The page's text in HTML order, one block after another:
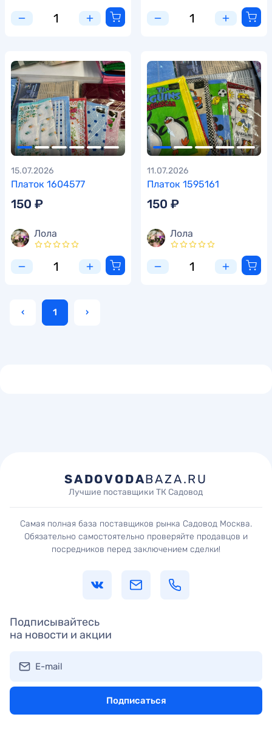
Платок 1604577
15.07.2026
150 ₽
Лола
Платок 1595161
11.07.2026
150 ₽
Лола
‹ 1 ›
SADOVODABAZA.RU
Лучшие поставщики ТК Садовод
Самая полная база поставщиков рынка Садовод Москва.
Обязательно самостоятельно проверяйте продавцов и
посредников перед заключением сделки!
Подписывайтесь
на новости и акции
E-mail
Подписаться